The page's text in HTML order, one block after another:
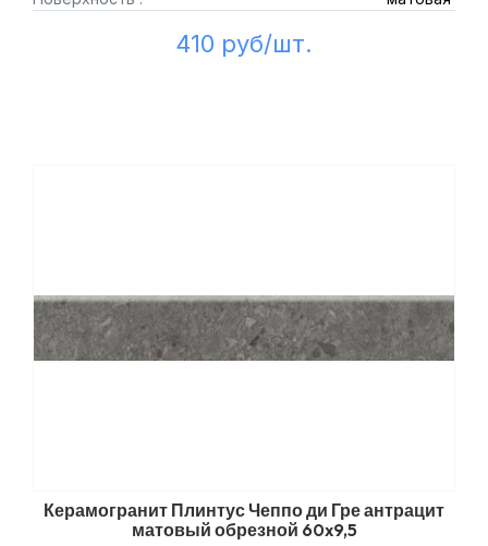
410 руб/шт.
Керамогранит Плинтус Чеппо ди Гре антрацит
матовый обрезной 60x9,5